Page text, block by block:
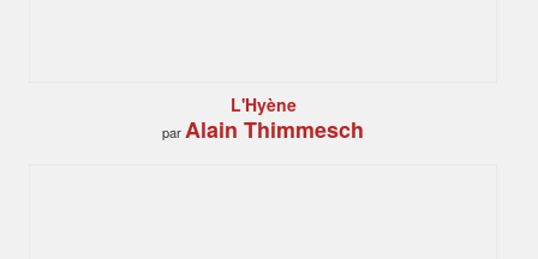
L'Hyène
parAlain Thimmesch